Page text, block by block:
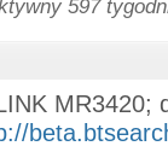
597
MR3420;